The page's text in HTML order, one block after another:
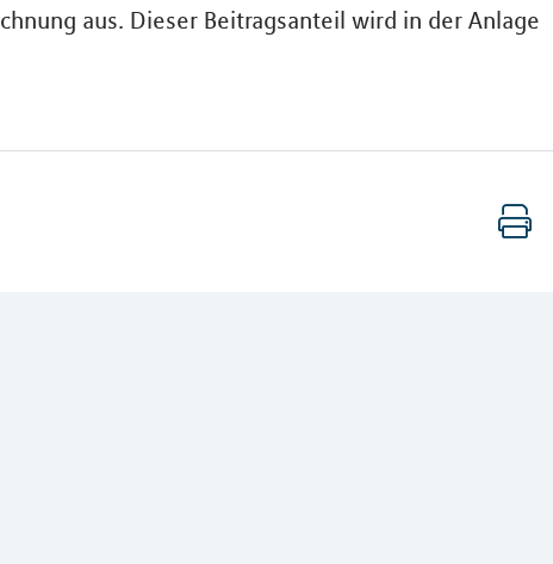
aus. Dieser Beitragsanteil wird in der Anlage